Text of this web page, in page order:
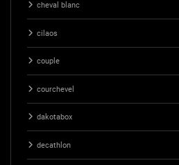
cheval blanc
cilaos
couple
courchevel
dakotabox
decathlon